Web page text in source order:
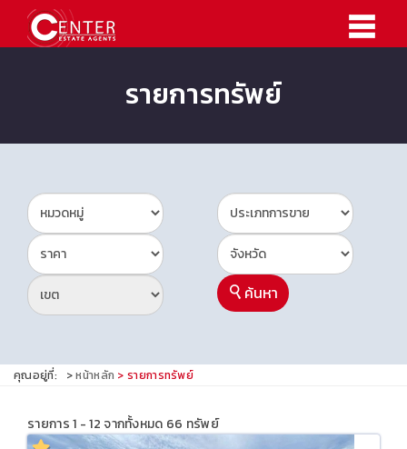
รายการทรัพย์
ค้นหา
คุณอยู่ที่: หน้าหลัก รายการทรัพย์
รายการ 1 - 12 จากทั้งหมด 66 ทรัพย์